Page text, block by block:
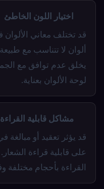
اختيار اللون الخاطئ
قد تختلف معاني
ألوان لا تتناسب مع
يخلق عدم توافق مع
لوحة الألوان بعناية.
مشاكل قابلية القراءة
قد يؤثر تعقيد أو
على قابلية قراءة
القراءة بأحجام مختلفة